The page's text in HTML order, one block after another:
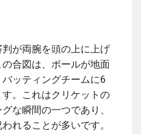
が両腕を頭の上に上げ
合図は、ボールが地面
ッティングチームに6
。これはクリケットの
な瞬間の一つであり、
れることが多いです。